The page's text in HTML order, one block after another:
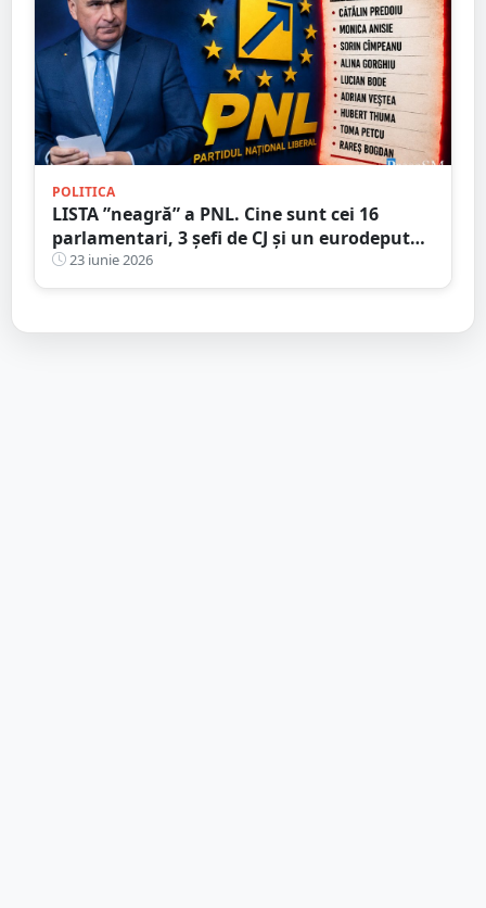
POLITICA
LISTA ”neagră” a PNL. Cine sunt cei 16
parlamentari, 3 șefi de CJ și un eurodeputat
care urmează să fie excluși din partid
23 iunie 2026